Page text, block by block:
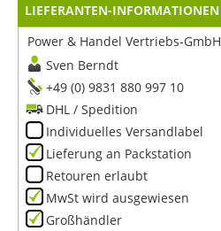
LIEFERANTEN-INFORMATIONEN
Power & Handel Vertriebs-GmbH
Sven Berndt
+49 (0) 9831 880 997 10
DHL / Spedition
Individuelles Versandlabel
Lieferung an Packstation
Retouren erlaubt
MwSt wird ausgewiesen
Großhändler